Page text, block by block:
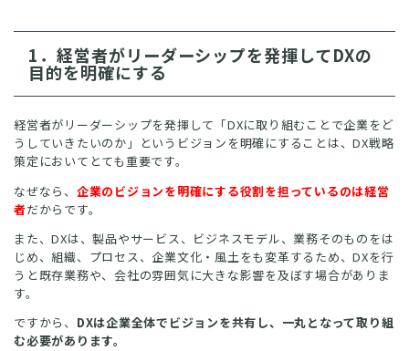
1．経営者がリーダーシップを発揮してDXの
目的を明確にする
経営者がリーダーシップを発揮して「DXに取り組むことで企業をど
うしていきたいのか」というビジョンを明確にすることは、DX戦略
策定においてとても重要です。
なぜなら、 企業のビジョンを明確にする役割を担っているのは経営
者だからです。
また、DXは、製品やサービス、ビジネスモデル、業務そのものをは
じめ、組織、プロセス、企業文化・風土をも変革するため、DXを行
うと既存業務や、会社の雰囲気に大きな影響を及ぼす場合がありま
す。
ですから、 DXは企業全体でビジョンを共有し、一丸となって取り組
む必要があります。